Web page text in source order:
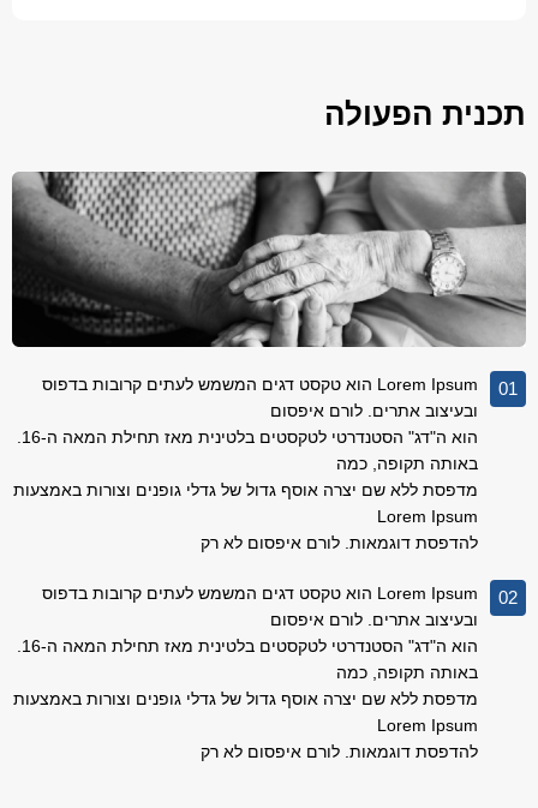
תכנית הפעולה
01
Lorem Ipsum הוא טקסט דגים המשמש לעתים קרובות בדפוס
ובעיצוב אתרים. לורם איפסום
הוא ה"דג" הסטנדרטי לטקסטים בלטינית מאז תחילת המאה ה-16.
באותה תקופה, כמה
מדפסת ללא שם יצרה אוסף גדול של גדלי גופנים וצורות באמצעות
Lorem Ipsum
להדפסת דוגמאות. לורם איפסום לא רק
02
Lorem Ipsum הוא טקסט דגים המשמש לעתים קרובות בדפוס
ובעיצוב אתרים. לורם איפסום
הוא ה"דג" הסטנדרטי לטקסטים בלטינית מאז תחילת המאה ה-16.
באותה תקופה, כמה
מדפסת ללא שם יצרה אוסף גדול של גדלי גופנים וצורות באמצעות
Lorem Ipsum
להדפסת דוגמאות. לורם איפסום לא רק